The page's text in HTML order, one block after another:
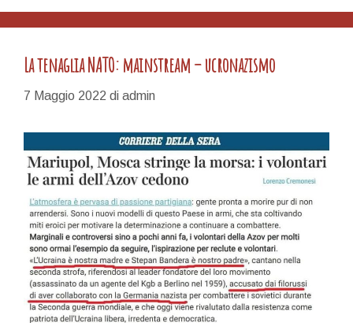
La tenaglia NATO: mainstream – ucronazismo
7 Maggio 2022 di admin